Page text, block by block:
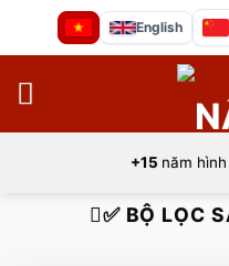
dung
English
+15 năm
✅ BỘ LỌC